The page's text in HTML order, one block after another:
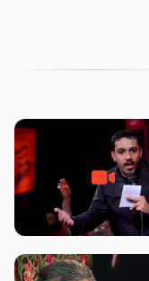
به‌ حق زهرا «أُنْظُرْ
– عزاداری شب هفتم ماه